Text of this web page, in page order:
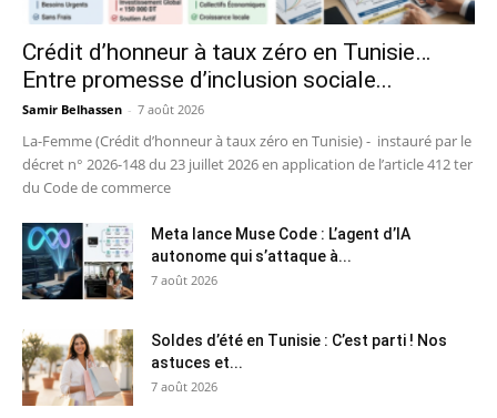
Crédit d’honneur à taux zéro en Tunisie…
Entre promesse d’inclusion sociale...
Samir Belhassen - 7 août 2026
La-Femme (Crédit d’honneur à taux zéro en Tunisie) - instauré par le
décret n° 2026-148 du 23 juillet 2026 en application de l’article 412 ter
du Code de commerce
Meta lance Muse Code : L’agent d’IA
autonome qui s’attaque à...
7 août 2026
Soldes d’été en Tunisie : C’est parti ! Nos
astuces et...
7 août 2026